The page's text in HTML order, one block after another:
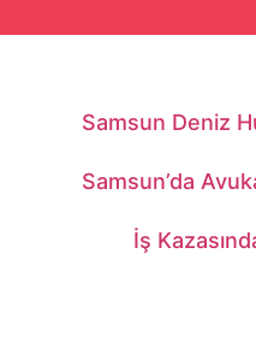
Samsun Deniz
Samsun’da
İş